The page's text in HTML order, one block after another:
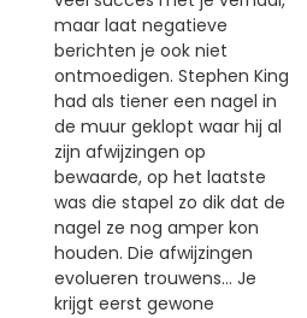
maar laat negatieve
berichten je ook niet
ontmoedigen. Stephen King
had als tiener een nagel in
de muur geklopt waar hij al
zijn afwijzingen op
bewaarde, op het laatste
was die stapel zo dik dat de
nagel ze nog amper kon
houden. Die afwijzingen
evolueren trouwens... Je
krijgt eerst gewone